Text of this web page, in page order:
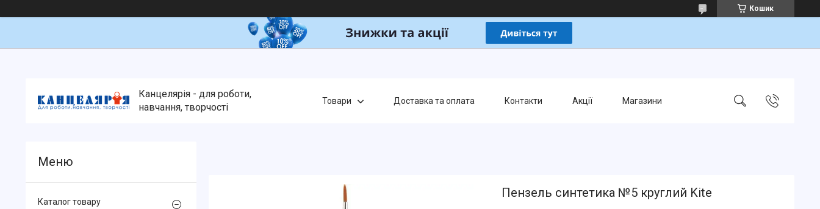
Кошик
Канцелярія - для роботи,
навчання, творчості
Товари Доставка та оплата Контакти Акції Магазини
Пензель синтетика №5 круглий Kite
Каталог товару